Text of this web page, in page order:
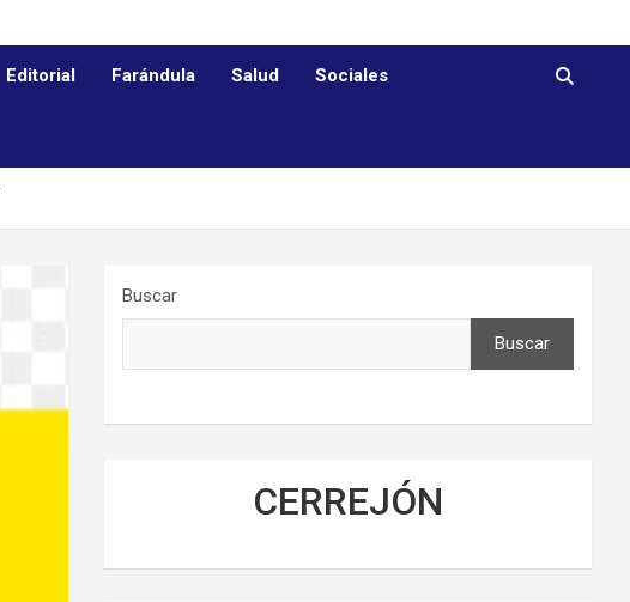
Editorial Farándula Salud Sociales
Buscar
Buscar
CERREJÓN